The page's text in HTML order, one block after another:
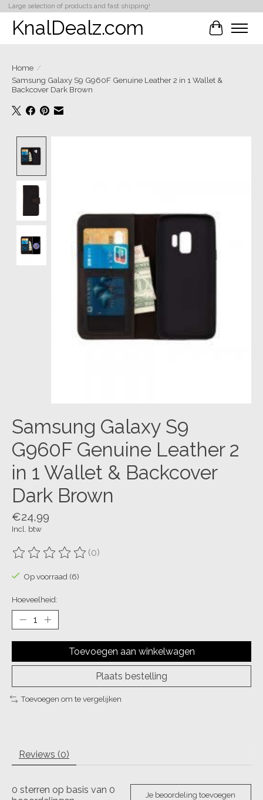
Large selection of products and fast shipping!
KnalDealz.com
Home /
Samsung Galaxy S9 G960F Genuine Leather 2 in 1 Wallet &
Backcover Dark Brown
Samsung Galaxy S9
G960F Genuine Leather 2
in 1 Wallet & Backcover
Dark Brown
€24,99
Incl. btw
De beoordeling van dit product is
(0)
Op voorraad (6)
Hoeveelheid:
Toevoegen aan winkelwagen
Plaats bestelling
Toevoegen om te vergelijken
Reviews (0)
0 sterren op basis van 0
Je beoordeling toevoegen